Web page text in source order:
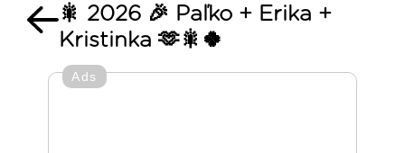
🎇 2026 🎉 Paľko + Erika +
Kristinka 🫶🎇🍀
Ads